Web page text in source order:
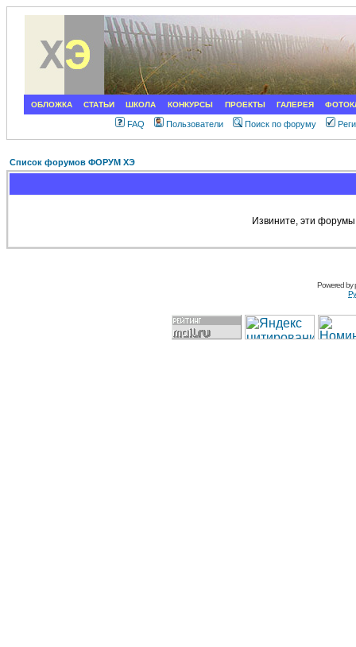
ОБЛОЖКА СТАТЬИ ШКОЛА КОНКУРСЫ ПРОЕКТЫ ГАЛЕРЕЯ
FAQ Пользователи Поиск по форуму
Список форумов ФОРУМ ХЭ
Извините, эти
Powered by